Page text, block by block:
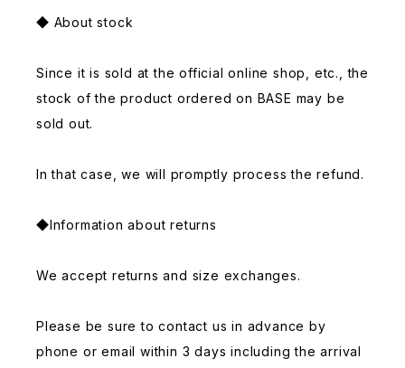
◆ About stock
Since it is sold at the official online shop, etc., the
stock of the product ordered on BASE may be
sold out.
In that case, we will promptly process the refund.
◆Information about returns
We accept returns and size exchanges.
Please be sure to contact us in advance by
phone or email within 3 days including the arrival